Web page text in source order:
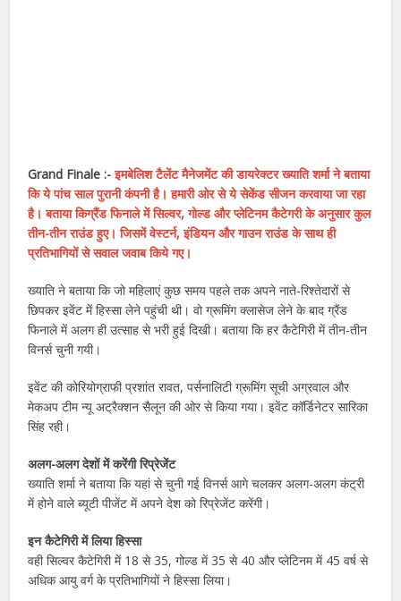
Grand Finale :-इमबेलिश टैलेंट मैनेजमेंट की डायरेक्टर ख्याति शर्मा ने बताया
कि ये पांच साल पुरानी कंपनी है। हमारी ओर से ये सेकेंड सीजन करवाया जा रहा
है। बताया किग्रैंड फिनाले में सिल्वर, गोल्ड और प्लेटिनम कैटेगरी के अनुसार कुल
तीन-तीन राउंड हुए। जिसमें वेस्टर्न, इंडियन और गाउन राउंड के साथ ही
प्रतिभागियों से सवाल जवाब किये गए।
ख्याति ने बताया कि जो महिलाएं कुछ समय पहले तक अपने नाते-रिश्तेदारों से
छिपकर इवेंट में हिस्सा लेने पहुंची थी। वो ग्रूमिंग क्लासेज लेने के बाद ग्रैंड
फिनाले में अलग ही उत्साह से भरी हुई दिखी। बताया कि हर कैटेगिरी में तीन-तीन
विनर्स चुनी गयी।
इवेंट की कोरियोग्राफी प्रशांत रावत, पर्सनालिटी ग्रूमिंग सूची अग्रवाल और
मेकअप टीम न्यू अट्रैक्शन सैलून की ओर से किया गया। इवेंट कॉर्डिनेटर सारिका
सिंह रही।
अलग-अलग देशों में करेंगी रिप्रेजेंट
ख्याति शर्मा ने बताया कि यहां से चुनी गई विनर्स आगे चलकर अलग-अलग कंट्री
में होने वाले ब्यूटी पीजेंट में अपने देश को रिप्रेजेंट करेंगी।
इन कैटेगिरी में लिया हिस्सा
वही सिल्वर कैटेगिरी में 18 से 35, गोल्ड में 35 से 40 और प्लेटिनम में 45 वर्ष से
अधिक आयु वर्ग के प्रतिभागियों ने हिस्सा लिया।